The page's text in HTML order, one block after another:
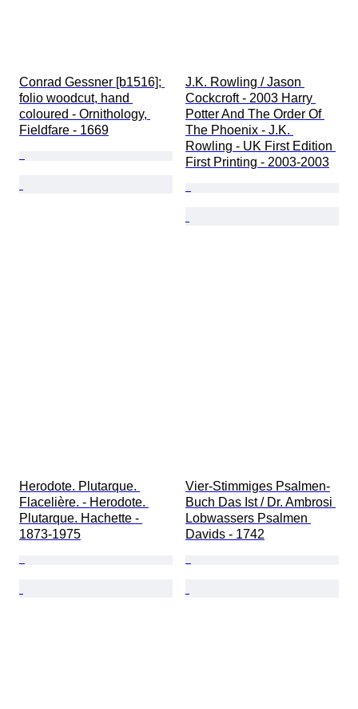
Conrad Gessner [b1516];
folio woodcut, hand
coloured - Ornithology,
Fieldfare - 1669
J.K. Rowling / Jason
Cockcroft - 2003 Harry
Potter And The Order Of
The Phoenix - J.K.
Rowling - UK First Edition
First Printing - 2003-2003
Herodote. Plutarque.
Flacelière. - Herodote.
Plutarque. Hachette -
1873-1975
Vier-Stimmiges Psalmen-
Buch Das Ist / Dr. Ambrosi
Lobwassers Psalmen
Davids - 1742